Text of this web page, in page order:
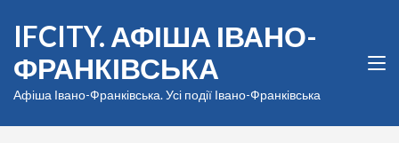
вмісту
(натисніть
Enter)
IFCITY. АФІША ІВАНО-
ФРАНКІВСЬКА
Афіша Івано-Франківська. Усі події Івано-Франківська